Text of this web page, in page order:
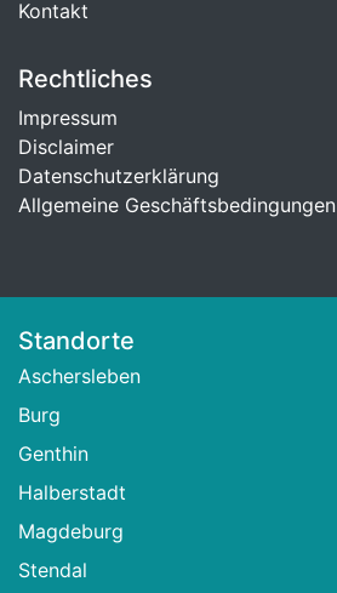
Kontakt
Rechtliches
Impressum
Disclaimer
Datenschutzerklärung
Allgemeine Geschäftsbedingungen
Standorte
Aschersleben
Burg
Genthin
Halberstadt
Magdeburg
Stendal